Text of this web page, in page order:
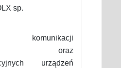
sp.
komunikacji
oraz
urządzeń